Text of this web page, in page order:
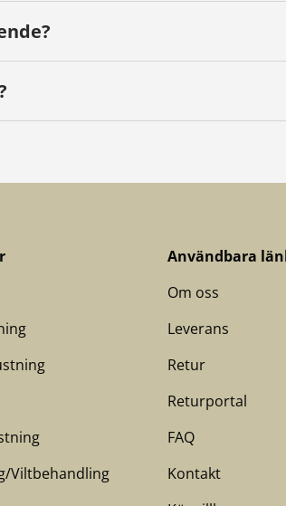
Viltbehandling
Användbara
Om oss
Leverans
Retur
Returportal
FAQ
Kontakt